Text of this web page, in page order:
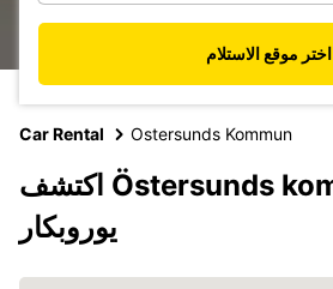
اختر موقع الاستلام
Car Rental Ostersunds Kommun
اكتشف Östersunds kommun مع
يوروبكار